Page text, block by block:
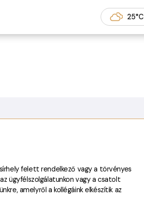
25°C
felett rendelkező vagy a törvényes
ügyfélszolgálatunkon vagy a csatolt
amelyről a kollégáink elkészítik az